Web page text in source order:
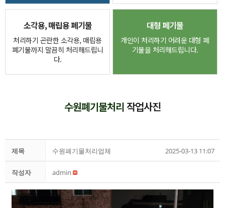
소각용, 매립용 폐기물
처리하기 곤란한 소각용, 매립용
폐기물까지 말끔히 처리해드립니
다.
대형 폐기물
개인이 처리하기 어려운 대형 폐
기물을 처리해드립니다.
수원폐기물처리작업사진
제목 수원폐기물처리업체 2025-03-13 11:07
작성자 admin